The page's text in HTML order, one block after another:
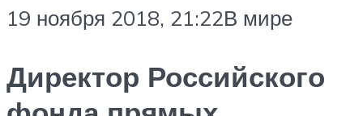
19 ноября 2018, 21:22В мире
Директор Российского